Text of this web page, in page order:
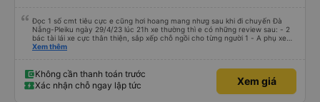
Đọc 1 số cmt tiêu cực e cũng hơi hoang mang nhưg sau khi đi chuyến Đà
Nẵng-Pleiku ngày 29/4/23 lúc 21h xe thường thì e có những review sau: - 2
bác tài lái xe cực thân thiện, sắp xếp chỗ ngồi cho từng người 1 - A phụ xe
dui tính, chắc cùng tần số nên nói câu nào là cười câu đó - Xe xuất bến đúg
nhìn chug khá ổn, có dừng lại để đi vệ sinh.
Xem thêm
Không cần thanh toán trước
Xác nhận chỗ ngay lập tức
Xem giá